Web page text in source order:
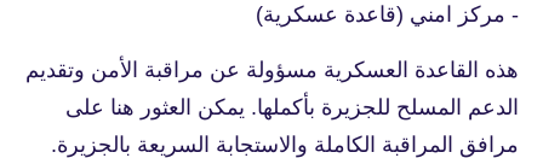
- مركز امني (قاعدة عسكرية)
هذه القاعدة العسكرية مسؤولة عن مراقبة الأمن وتقديم
الدعم المسلح للجزيرة بأكملها. يمكن العثور هنا على
مرافق المراقبة الكاملة والاستجابة السريعة بالجزيرة.